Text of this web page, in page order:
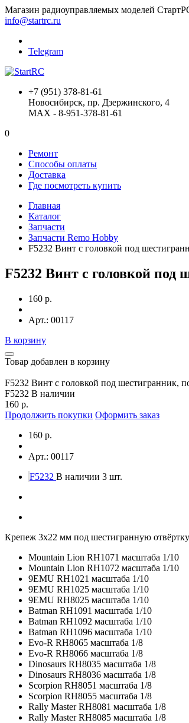
Магазин радиоуправляемых моделей
info@startrc.ru
Telegram
+7 (951) 378-81-61
Новосибирск, пр. Дзержинского, 4
MAX - 8-951-378-81-61
0
Ремонт
Способы оплаты
Доставка
Где посмотреть купить
Главная
Каталог
Запчасти
Запчасти Remo Hobby
F5232 Винт с головкой под
F5232 Винт с головкой
160 р.
Арт.: 00117
В корзину
Товар добавлен в корзину
F5232 Винт с головкой под шестигранник,
F5232 В наличии
160 р.
Продолжить покупки Оформить заказ
160 р.
Арт.: 00117
F5232 В наличии 3 шт.
Крепеж 3x22 мм под шестигранную
Mountain Lion RH1071 масштаба 1/10
Mountain Lion RH1072 масштаба 1/10
9EMU RH1021 масштаба 1/10
9EMU RH1025 масштаба 1/10
9EMU RH8025 масштаба 1/10
Batman RH1091 масштаба 1/10
Batman RH1092 масштаба 1/10
Batman RH1096 масштаба 1/10
Evo-R RH8065 масштаба 1/8
Evo-R RH8066 масштаба 1/8
Dinosaurs RH8035 масштаба 1/8
Dinosaurs RH8036 масштаба 1/8
Scorpion RH8051 масштаба 1/8
Scorpion RH8055 масштаба 1/8
Rally Master RH8081 масштаба 1/8
Rally Master RH8085 масштаба 1/8